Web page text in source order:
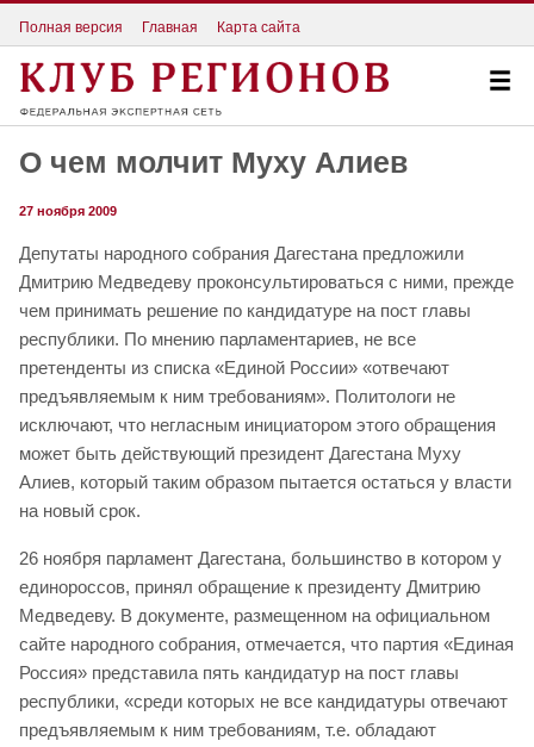
Полная версия Главная Карта сайта
О чем молчит Муху Алиев
27 ноября 2009
Депутаты народного собрания Дагестана предложили
Дмитрию Медведеву проконсультироваться с ними, прежде
чем принимать решение по кандидатуре на пост главы
республики. По мнению парламентариев, не все
претенденты из списка «Единой России» «отвечают
предъявляемым к ним требованиям». Политологи не
исключают, что негласным инициатором этого обращения
может быть действующий президент Дагестана Муху
Алиев, который таким образом пытается остаться у власти
на новый срок.
26 ноября парламент Дагестана, большинство в котором у
единороссов, принял обращение к президенту Дмитрию
Медведеву. В документе, размещенном на официальном
сайте народного собрания, отмечается, что партия «Единая
Россия» представила пять кандидатур на пост главы
республики, «среди которых не все кандидатуры отвечают
предъявляемым к ним требованиям, т.е. обладают